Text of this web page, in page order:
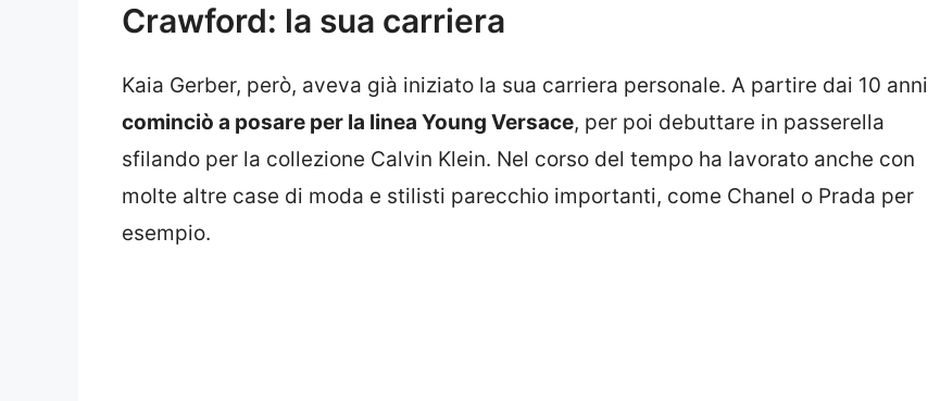
Crawford: la sua carriera
Kaia Gerber, però, aveva già iniziato la sua carriera personale. A partire dai 10 anni
cominciò a posare per la linea Young Versace, per poi debuttare in passerella
sfilando per la collezione Calvin Klein. Nel corso del tempo ha lavorato anche con
molte altre case di moda e stilisti parecchio importanti, come Chanel o Prada per
esempio.